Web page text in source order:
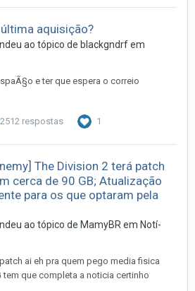
aquisição?
ao tópico de blackgndrfem
e ter que espera o correio
2512 respostas 1
The Division 2 terá patch
cerca de 90 GB; Atualização
para os que optaram pela
ao tópico de MamyBR em Notí­
ai eh pra quem pego media fisica
que completa a noticia certinho